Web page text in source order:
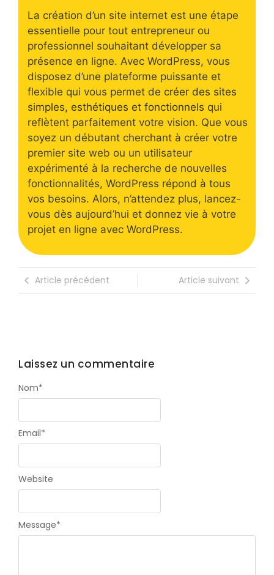
La création d’un site internet est une étape
essentielle pour tout entrepreneur ou
professionnel souhaitant développer sa
présence en ligne. Avec WordPress, vous
disposez d’une plateforme puissante et
flexible qui vous permet de créer des sites
simples, esthétiques et fonctionnels qui
reflètent parfaitement votre vision. Que vous
soyez un débutant cherchant à créer votre
premier site web ou un utilisateur
expérimenté à la recherche de nouvelles
fonctionnalités, WordPress répond à tous
vos besoins. Alors, n’attendez plus, lancez-
vous dès aujourd’hui et donnez vie à votre
projet en ligne avec WordPress.
Article précédent Article suivant
Laissez un commentaire
Message*
Nom*
Email*
Website